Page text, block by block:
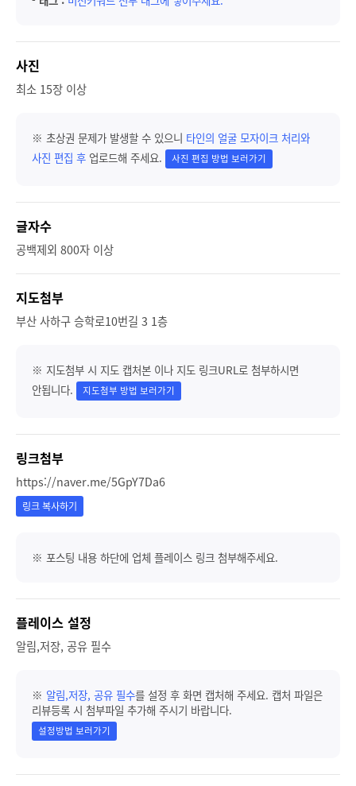
사진
최소 15장 이상
※ 초상권 문제가 발생할 수 있으니 타인의 얼굴 모자이크 처리와
사진 편집 후 업로드해 주세요. 사진 편집 방법 보러가기
글자수
공백제외 800자 이상
지도첨부
부산 사하구 승학로10번길 3 1층
※ 지도첨부 시 지도 캡처본 이나 지도 링크URL로 첨부하시면
안됩니다.
지도첨부 방법 보러가기
링크첨부
https://naver.me/5GpY7Da6
링크 복사하기
※ 포스팅 내용 하단에 업체 플레이스 링크 첨부해주세요.
플레이스 설정
알림,저장, 공유 필수
※ 알림,저장, 공유 필수를 설정 후 화면 캡처해 주세요. 캡처 파일은
리뷰등록 시 첨부파일 추가해 주시기 바랍니다.
설정방법 보러가기